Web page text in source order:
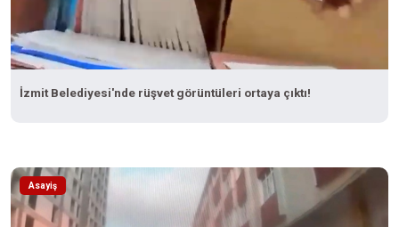
İzmit Belediyesi'nde rüşvet görüntüleri ortaya çıktı!
Asayiş